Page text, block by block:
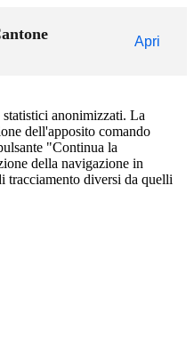
Apri
anonimizzati. La
dell'apposito comando
"Continua la
della navigazione in
tracciamento diversi da quelli